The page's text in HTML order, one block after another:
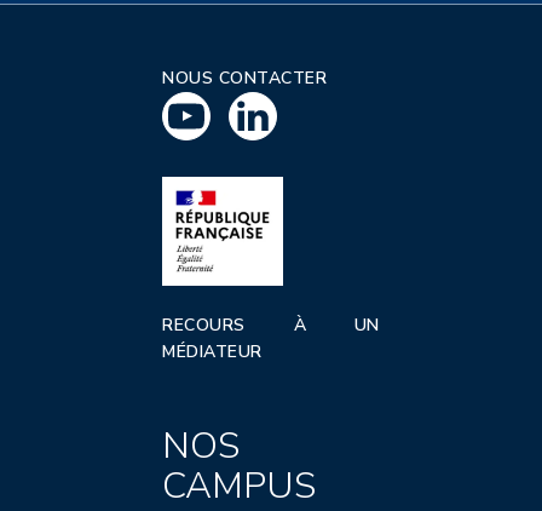
NOUS CONTACTER
RECOURS À UN
MÉDIATEUR
NOS
CAMPUS